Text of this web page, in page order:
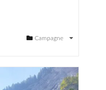
Campagne